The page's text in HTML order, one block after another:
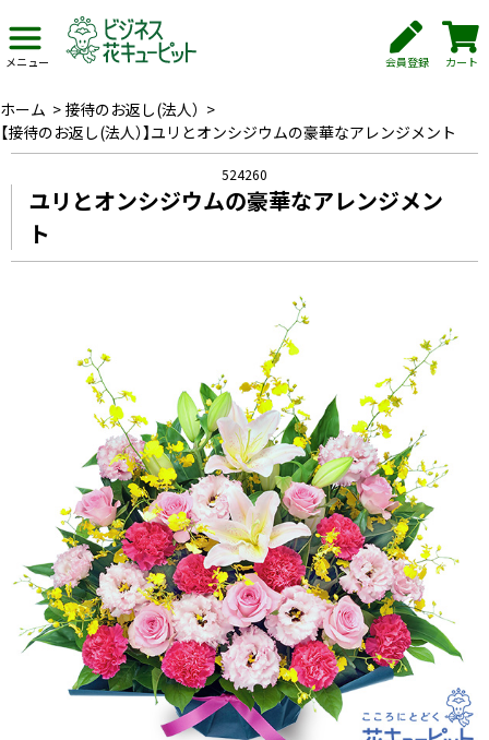
メニュー 会員登録 カート
ホーム > 接待のお返し(法人） >
【接待のお返し(法人）】ユリとオンシジウムの豪華なアレンジメント
524260
ユリとオンシジウムの豪華なアレンジメン
ト